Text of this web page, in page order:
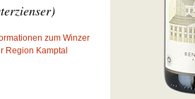
zum Winzer
Region Kamptal